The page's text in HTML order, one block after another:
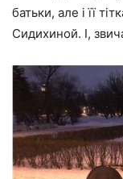
батьки, але і її
Сидихиной. І,